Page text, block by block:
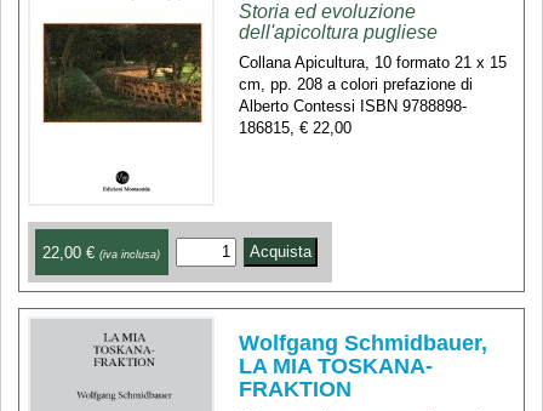
Storia ed evoluzione
dell'apicoltura pugliese
Collana Apicultura, 10 formato 21 x 15
cm, pp. 208 a colori prefazione di
Alberto Contessi ISBN 9788898-
186815, € 22,00
22,00 € (iva inclusa)
Wolfgang Schmidbauer,
LA MIA TOSKANA-
FRAKTION